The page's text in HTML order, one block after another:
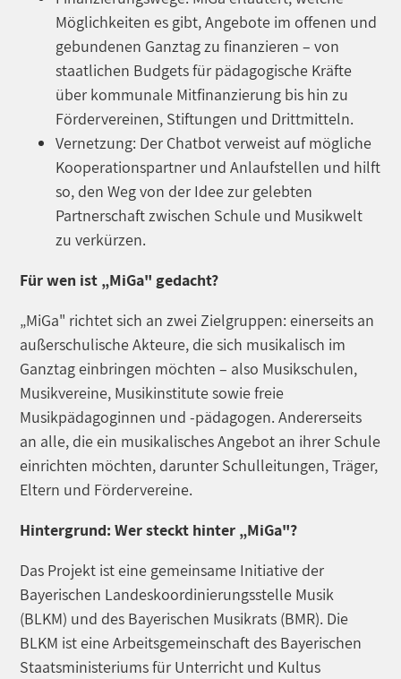
Möglichkeiten es gibt, Angebote im offenen und
gebundenen Ganztag zu finanzieren – von
staatlichen Budgets für pädagogische Kräfte
über kommunale Mitfinanzierung bis hin zu
Fördervereinen, Stiftungen und Drittmitteln.
Vernetzung: Der Chatbot verweist auf mögliche
Kooperationspartner und Anlaufstellen und hilft
so, den Weg von der Idee zur gelebten
Partnerschaft zwischen Schule und Musikwelt
zu verkürzen.
Für wen ist „MiGa" gedacht?
„MiGa" richtet sich an zwei Zielgruppen: einerseits an
außerschulische Akteure, die sich musikalisch im
Ganztag einbringen möchten – also Musikschulen,
Musikvereine, Musikinstitute sowie freie
Musikpädagoginnen und -pädagogen. Andererseits
an alle, die ein musikalisches Angebot an ihrer Schule
einrichten möchten, darunter Schulleitungen, Träger,
Eltern und Fördervereine.
Hintergrund: Wer steckt hinter „MiGa"?
Das Projekt ist eine gemeinsame Initiative der
Bayerischen Landeskoordinierungsstelle Musik
(BLKM) und des Bayerischen Musikrats (BMR). Die
BLKM ist eine Arbeitsgemeinschaft des Bayerischen
Staatsministeriums für Unterricht und Kultus